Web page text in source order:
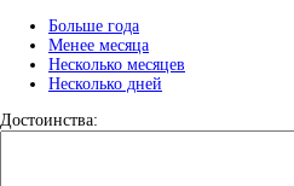
Больше года
Менее месяца
Несколько месяцев
Несколько дней
Достоинства: